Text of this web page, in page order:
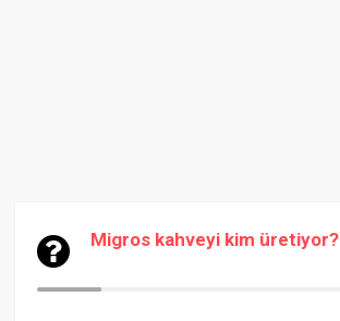
Migros kahveyi kim üretiyor?